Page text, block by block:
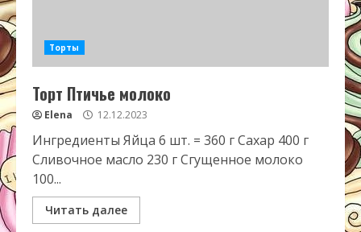
Торты
Торт Птичье молоко
Elena 12.12.2023
Ингредиенты Яйца 6 шт. = 360 г Сахар 400 г
Сливочное масло 230 г Сгущенное молоко
100...
Читать далее